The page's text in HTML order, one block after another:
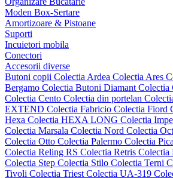
Moden Box-Sertare
Amortizoare & Pistoane
Suporti
Incuietori mobila
Conectori
Accesorii diverse
Butoni copii Colectia Ardea Colectia Ares
Bergamo Colectia Butoni Diamant Colectia
Colectia Cento Colectia din portelan
EXTEND Colectia Fabricio Colectia Fiord
Hexa Colectia HEXA LONG Colectia
Colectia Marsala Colectia Nord Colectia
Colectia Otto Colectia Palermo Colectia
Colectia Reling RS Colectia Retris Colectia
Colectia Step Colectia Stilo Colectia Terni
Tivoli Colectia Triest Colectia UA-319